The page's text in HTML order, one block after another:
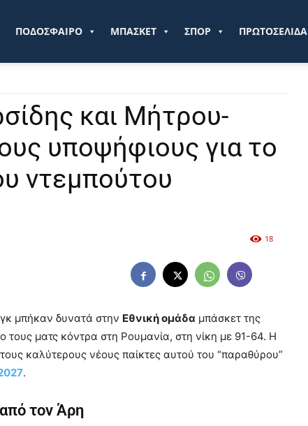
ΠΟΔΟΣΦΑΙΡΟ ΜΠΑΣΚΕΤ ΣΠΟΡ ΠΡΩΤΟΣΕΛΙΔΑ
και Μήτρου-
υποψήφιους για το
ντεμπούτου
18
μπήκαν δυνατά στην Εθνική ομάδα μπάσκετ της
τους ματς κόντρα στη Ρουμανία, στη νίκη με 91-64. Η
καλύτερους νέους παίκτες αυτού του “παραθύρου”
.
τον Άρη